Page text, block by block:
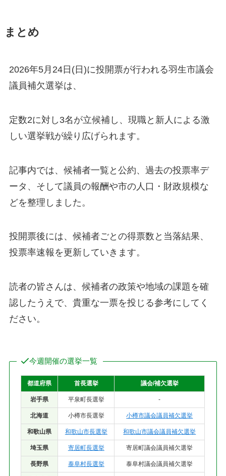
まとめ
2026年5月24日(日)に投開票が行われる羽生市議会
議員補欠選挙は、
定数2に対し3名が立候補し、現職と新人による激
しい選挙戦が繰り広げられます。
記事内では、候補者一覧と公約、過去の投票率デ
ータ、そして議員の報酬や市の人口・財政規模な
どを整理しました。
投開票後には、候補者ごとの得票数と当落結果、
投票率速報を更新していきます。
読者の皆さんは、候補者の政策や地域の課題を確
認したうえで、貴重な一票を投じる参考にしてく
ださい。
今週開催の選挙一覧
都道府県 首長選挙 議会/補欠選挙
岩手県 平泉町長選挙 -
北海道 小樽市長選挙 小樽市議会議員補欠選挙
和歌山県 和歌山市長選挙 和歌山市議会議員補欠選挙
埼玉県 寄居町長選挙 寄居町議会議員補欠選挙
長野県 泰阜村長選挙 泰阜村議会議員補欠選挙